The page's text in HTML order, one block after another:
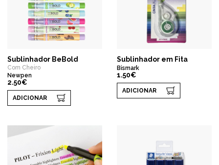
Sublinhador BeBold
Com Cheiro
Newpen
2.50€
ADICIONAR
Sublinhador em Fita
Bismark
1.50€
ADICIONAR